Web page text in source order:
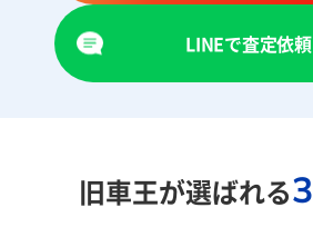
LINEで査定依頼
旧車王が選ばれる3